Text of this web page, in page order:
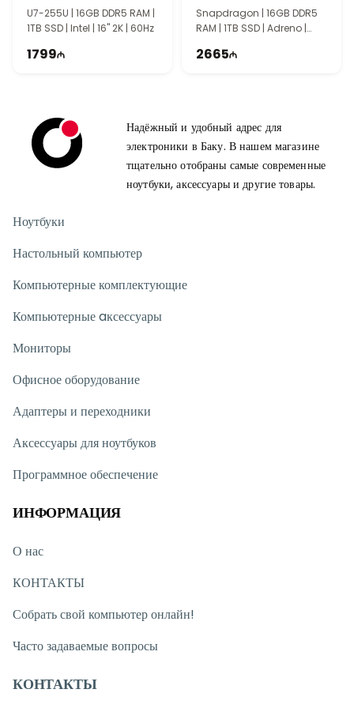
U7-255U | 16GB DDR5 RAM |
1TB SSD | Intel | 16" 2K | 60Hz
1799
90NB14Q2-M005E0
Snapdragon | 16GB DDR5
RAM | 1TB SSD | Adreno |
2665
Надёжный и удобный адрес для
электроники в Баку. В нашем магазине
тщательно отобраны самые современные
ноутбуки, аксессуары и другие товары.
Ноутбуки
Настольный компьютер
Компьютерные комплектующие
Компьютерные aксессуары
Мониторы
Офисное оборудование
Адаптеры и переходники
Аксессуары для ноутбуков
Программное обеспечение
ИНФОРМАЦИЯ
О нас
КОНТАКТЫ
Собрать свой компьютер онлайн!
Часто задаваемые вопросы
КОНТАКТЫ